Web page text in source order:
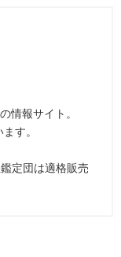
情報サイト。
す。
定団は適格販売